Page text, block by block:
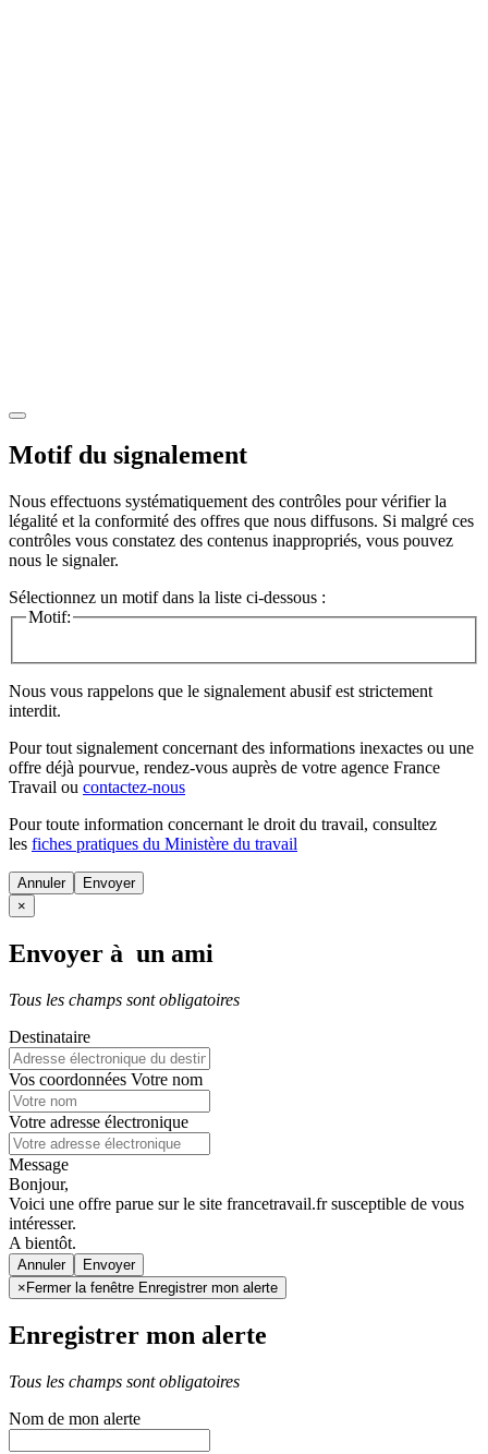
Motif du signalement
Nous effectuons systématiquement des contrôles pour vérifier la
légalité et la conformité des offres que nous diffusons. Si malgré ces
contrôles vous constatez des contenus inappropriés, vous pouvez
nous le signaler.
Sélectionnez un motif dans la liste ci-dessous :
Motif:
Nous vous rappelons que le signalement abusif est strictement
interdit.
Pour tout signalement concernant des informations inexactes ou une
offre déjà pourvue, rendez-vous auprès de votre agence France
Travail ou contactez-nous
Pour toute information concernant le droit du travail, consultez
les fiches pratiques du Ministère du travail
Annuler
×
Envoyer à un ami
Tous les champs sont obligatoires
Destinataire
Vos coordonnées Votre nom
Votre adresse électronique
Message
Bonjour,
Voici une offre parue sur le site francetravail.fr susceptible de vous
intéresser.
A bientôt.
Annuler
× Fermer la fenêtre Enregistrer mon alerte
Enregistrer mon alerte
Tous les champs sont obligatoires
Nom de mon alerte